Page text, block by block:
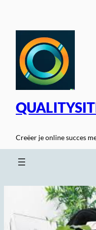
inhoud
Creëer je online succes